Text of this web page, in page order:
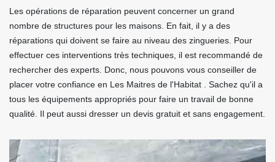
Les opérations de réparation peuvent concerner un grand
nombre de structures pour les maisons. En fait, il y a des
réparations qui doivent se faire au niveau des zingueries. Pour
effectuer ces interventions très techniques, il est recommandé de
rechercher des experts. Donc, nous pouvons vous conseiller de
placer votre confiance en Les Maitres de l'Habitat . Sachez qu'il a
tous les équipements appropriés pour faire un travail de bonne
qualité. Il peut aussi dresser un devis gratuit et sans engagement.